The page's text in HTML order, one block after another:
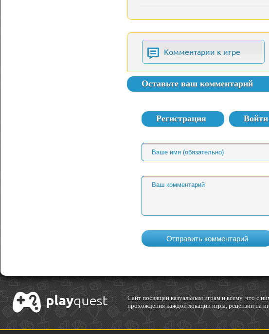
Комментарии к игре
Оставьте ваш комментарий
Регистрация Войти
Cайт посвящен казуальным играм и всему, что с
прохождения каждой локации игры, рецензии на